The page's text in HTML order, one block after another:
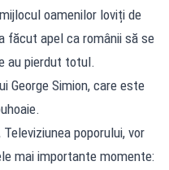
oamenilor loviți de
făcut apel ca românii să se
au pierdut totul.
George Simion, care este
poporului, vor
mai importante momente: